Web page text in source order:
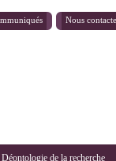
Nous
Déontologie de la recherche